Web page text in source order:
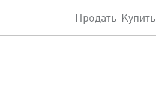
Продать-Купить